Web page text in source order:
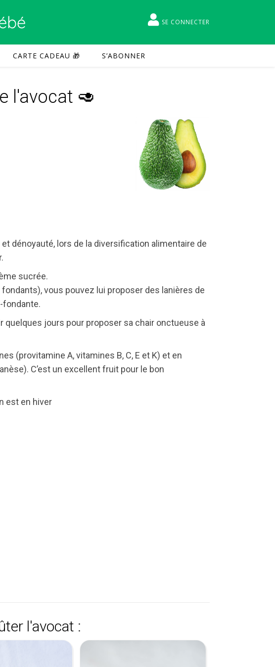
SE CONNECTER
CARTE CADEAU 🎁 S’ABONNER
l'avocat 🥑
dénoyauté, lors de la diversification alimentaire de
sucrée.
vous pouvez lui proposer des lanières de
fondante.
jours pour proposer sa chair onctueuse à
(provitamine A, vitamines B, C, E et K) et en
C’est un excellent fruit pour le bon
est en hiver
l'avocat :